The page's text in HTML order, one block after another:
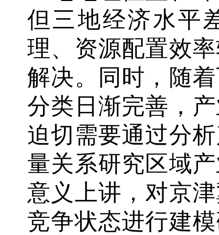
但三地经济水平
理、资源配置效
解决。同时，随
分类日渐完善，
迫切需要通过分
量关系研究区域
意义上讲，对京
竞争状态进行建